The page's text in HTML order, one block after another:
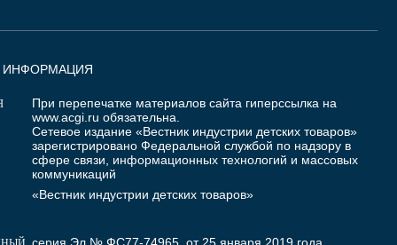
ИНФОРМАЦИЯ
При перепечатке материалов сайта гиперссылка на
www.acgi.ru обязательна.
Сетевое издание «Вестник индустрии детских товаров»
зарегистрировано Федеральной службой по надзору в
сфере связи, информационных технологий и массовых
коммуникаций
«Вестник индустрии детских товаров»